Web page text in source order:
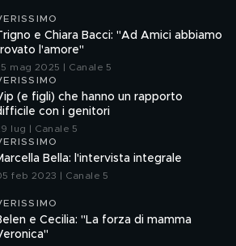
e Chiara Bacci: "Ad Amici abbiamo
l'amore"
mag 2025 | Canale 5
(e figli) che hanno un rapporto
con i genitori
lug | Canale 5
Bella: l'intervista integrale
feb 2023 | Canale 5
e Cecilia: "La forza di mamma